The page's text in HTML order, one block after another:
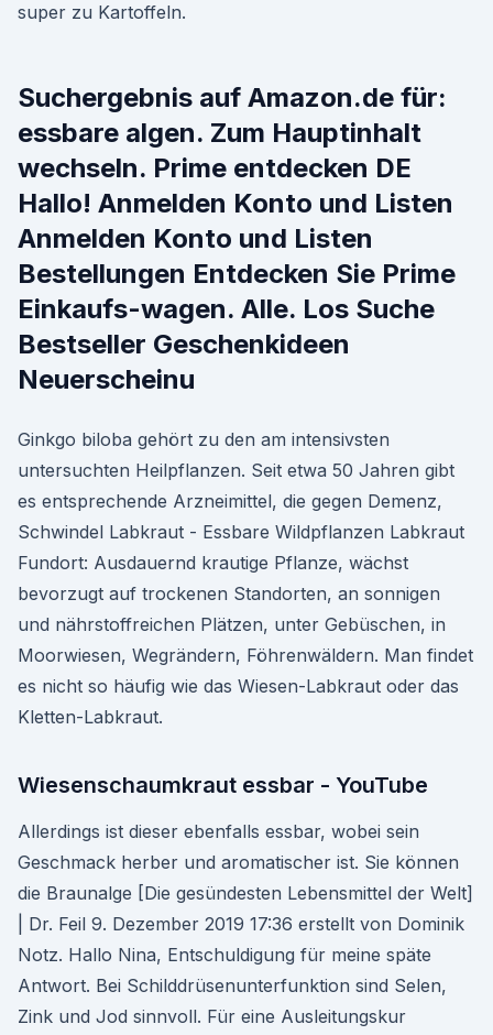
super zu Kartoffeln.
Suchergebnis auf Amazon.de für:
essbare algen. Zum Hauptinhalt
wechseln. Prime entdecken DE
Hallo! Anmelden Konto und Listen
Anmelden Konto und Listen
Bestellungen Entdecken Sie Prime
Einkaufs-wagen. Alle. Los Suche
Bestseller Geschenkideen
Neuerscheinu
Ginkgo biloba gehört zu den am intensivsten
untersuchten Heilpflanzen. Seit etwa 50 Jahren gibt
es entsprechende Arzneimittel, die gegen Demenz,
Schwindel Labkraut - Essbare Wildpflanzen Labkraut
Fundort: Ausdauernd krautige Pflanze, wächst
bevorzugt auf trockenen Standorten, an sonnigen
und nährstoffreichen Plätzen, unter Gebüschen, in
Moorwiesen, Wegrändern, Föhrenwäldern. Man findet
es nicht so häufig wie das Wiesen-Labkraut oder das
Kletten-Labkraut.
Wiesenschaumkraut essbar - YouTube
Allerdings ist dieser ebenfalls essbar, wobei sein
Geschmack herber und aromatischer ist. Sie können
die Braunalge [Die gesündesten Lebensmittel der Welt]
| Dr. Feil 9. Dezember 2019 17:36 erstellt von Dominik
Notz. Hallo Nina, Entschuldigung für meine späte
Antwort. Bei Schilddrüsenunterfunktion sind Selen,
Zink und Jod sinnvoll. Für eine Ausleitungskur